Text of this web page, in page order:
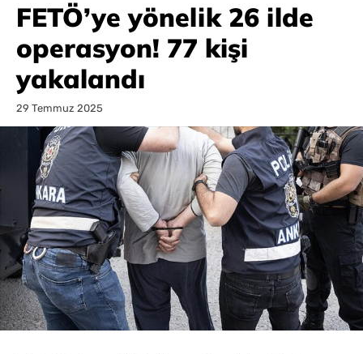
FETÖ’ye yönelik 26 ilde
operasyon! 77 kişi
yakalandı
29 Temmuz 2025